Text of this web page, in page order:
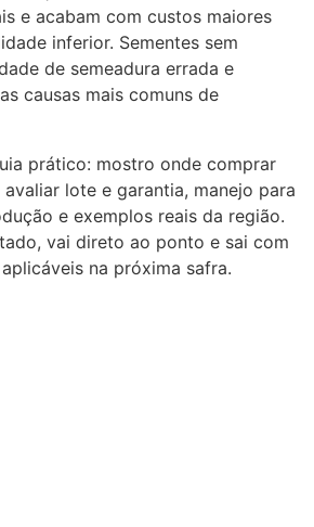
e acabam com custos maiores
inferior. Sementes sem
de semeadura errada e
causas mais comuns de
prático: mostro onde comprar
lote e garantia, manejo para
e exemplos reais da região.
vai direto ao ponto e sai com
na próxima safra.